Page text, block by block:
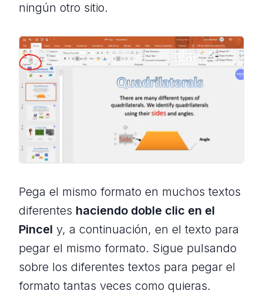
ningún otro sitio.
Pega el mismo formato en muchos textos
diferentes haciendo doble clic en el
Pincel y, a continuación, en el texto para
pegar el mismo formato. Sigue pulsando
sobre los diferentes textos para pegar el
formato tantas veces como quieras.